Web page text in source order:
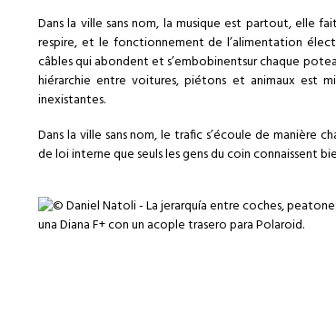
Dans la ville sans nom, la musique est partout, elle
respire, et le fonctionnement de l’alimentation
câbles qui abondent et s’embobinentsur chaque
hiérarchie entre voitures, piétons et animaux est
inexistantes.
Dans la ville sans nom, le trafic s’écoule de manière
de loi interne que seuls les gens du coin connaissent